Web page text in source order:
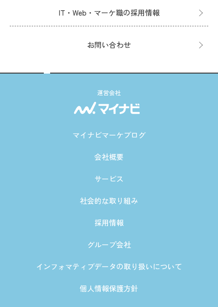
IT・Web・マーケ職の採用情報
お問い合わせ
運営会社
マイナビマーケブログ
会社概要
サービス
社会的な取り組み
採用情報
グループ会社
インフォマティブデータの取り扱いについて
個人情報保護方針